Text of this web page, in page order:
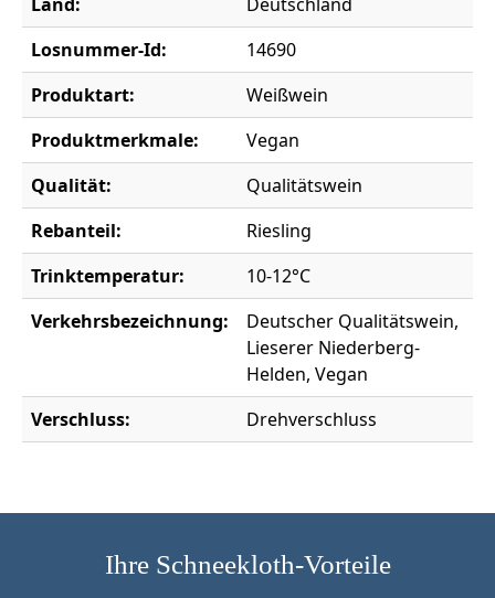
Losnummer-Id:
14690
Produktart:
Weißwein
Produktmerkmale:
Vegan
Qualität:
Qualitätswein
Rebanteil:
Riesling
Trinktemperatur:
10-12°C
Verkehrsbezeichnung:
Deutscher Qualitätswein,
Lieserer Niederberg-
Helden, Vegan
Verschluss:
Drehverschluss
Ihre Schneekloth-Vorteile